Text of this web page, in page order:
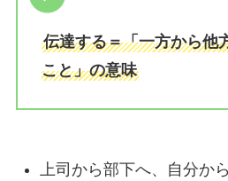
伝達する＝「一方から他
こと」の意味
上司から部下へ、自分か